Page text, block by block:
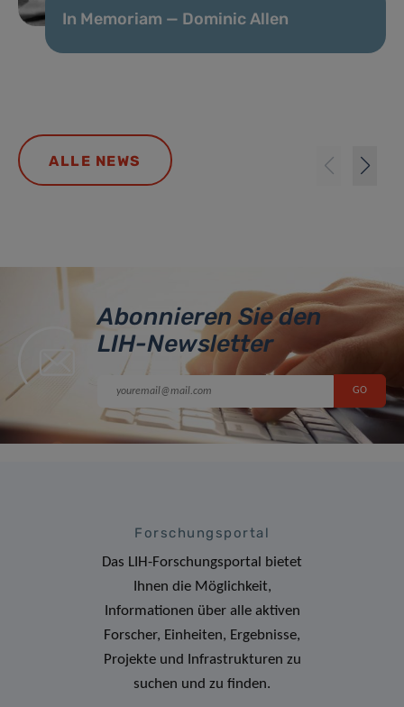
In Memoriam — Dominic Allen
ALLE NEWS
Abonnieren Sie den
LIH-Newsletter
Forschungsportal
Das LIH-Forschungsportal bietet
Ihnen die Möglichkeit,
Informationen über alle aktiven
Forscher, Einheiten, Ergebnisse,
Projekte und Infrastrukturen zu
suchen und zu finden.